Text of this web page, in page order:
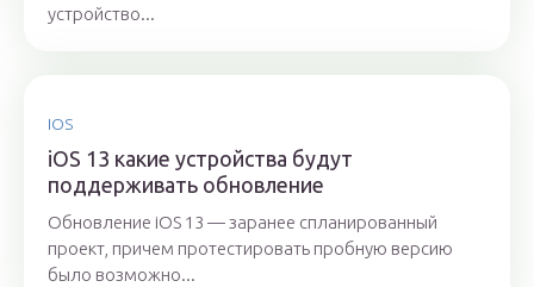
устройство...
IOS
iOS 13 какие устройства будут
поддерживать обновление
Обновление iOS 13 — заранее спланированный
проект, причем протестировать пробную версию
было возможно...